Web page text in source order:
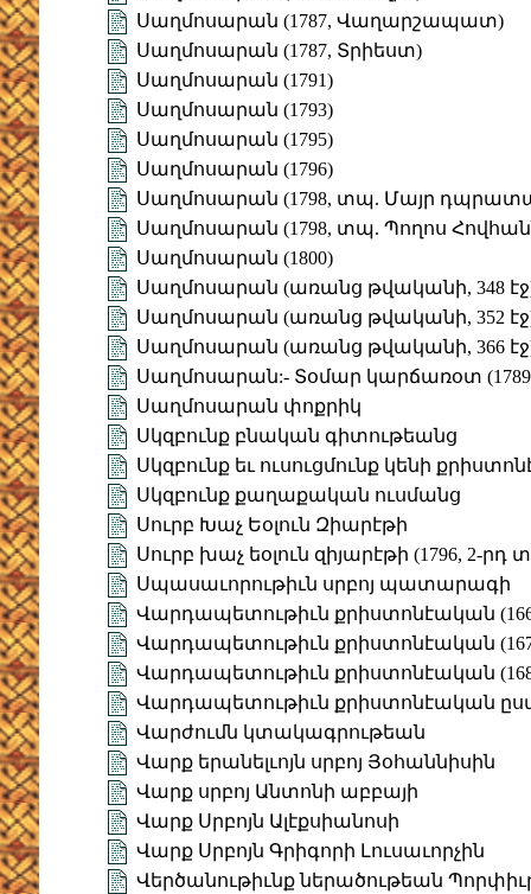
Սաղմոսարան (1787, Վաղարշապատ)
Սաղմոսարան (1787, Տրիեստ)
Սաղմոսարան (1791)
Սաղմոսարան (1793)
Սաղմոսարան (1795)
Սաղմոսարան (1796)
Սաղմոսարան (1798, տպ. Մայր
Սաղմոսարան (1798, տպ. Պողոս
Սաղմոսարան (1800)
Սաղմոսարան (առանց թվականի, 348
Սաղմոսարան (առանց թվականի, 352
Սաղմոսարան (առանց թվականի, 366
Սաղմոսարան:- Տօմար կարճառօտ
Սաղմոսարան փոքրիկ
Սկզբունք բնական գիտութեանց
Սկզբունք եւ ուսուցմունք կենի
Սկզբունք քաղաքական ուսմանց
Սուրբ Խաչ Եօլուն Զիարէթի
Սուրբ խաչ եօլուն զիյարէթի (1796, 2-
Սպասաւորութիւն սրբոյ պատարագի
Վարդապետութիւն քրիստոնէական
Վարդապետութիւն քրիստոնէական
Վարդապետութիւն քրիստոնէական
Վարդապետութիւն քրիստոնէական ըստ
Վարժումն կտակագրութեան
Վարք երանելւոյն սրբոյ Յօհաննիսին
Վարք սրբոյ Անտոնի աբբայի
Վարք Սրբոյն Ալէքսիանոսի
Վարք Սրբոյն Գրիգորի Լուսաւորչին
Վերծանութիւնք ներածութեան